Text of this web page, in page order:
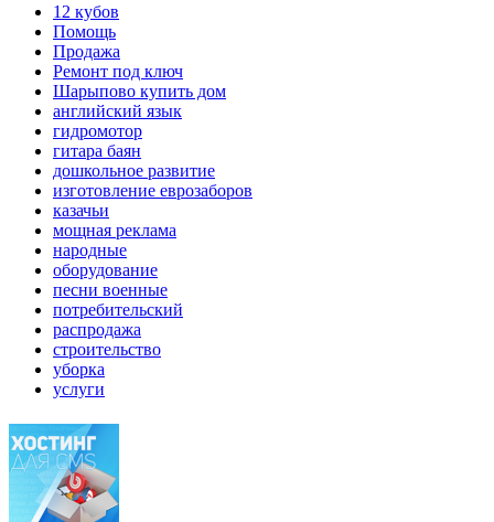
12 кубов
Помощь
Продажа
Ремонт под ключ
Шарыпово купить дом
английский язык
гидромотор
гитара баян
дошкольное развитие
изготовление еврозаборов
казачьи
мощная реклама
народные
оборудование
песни военные
потребительский
распродажа
строительство
уборка
услуги